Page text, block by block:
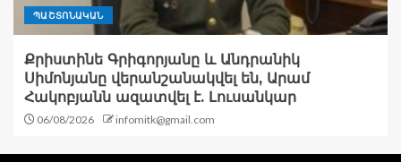
ՊԱՇՏՈՆԱԿԱՆ
Քրիստինե Գրիգորյանը և Անդրանիկ
Սիմոնյանը վերանշանակվել են, Արամ
Հակոբյանն ազատվել է. Լուսանկար
06/08/2026 infomitk@gmail.com